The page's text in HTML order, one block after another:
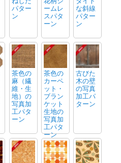
パター
ン
ームレ
スパタ
ーン
な斜線
パター
ン
茶色の
麻（繊
維・生
地）の
写真加
工パタ
ーン
茶色の
カーペ
ット・
ブラン
ケット
生地の
写真加
工パタ
ーン
古びた
木の壁
の写真
加工パ
ターン